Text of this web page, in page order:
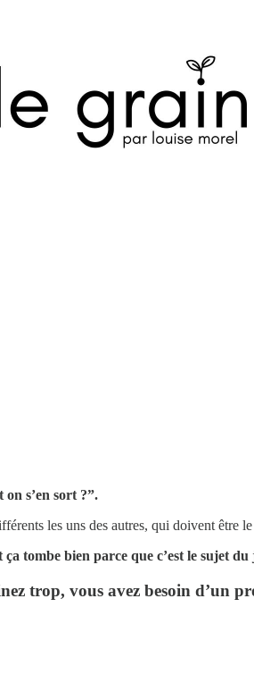
s’en sort ?”.
les uns des autres, qui doivent être
ça tombe bien parce que c’est le sujet
trop, vous avez besoin d’un